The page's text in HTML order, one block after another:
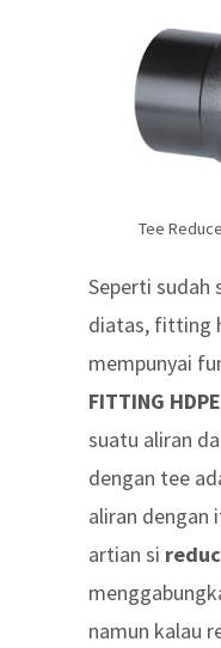
Tee
Seperti sudah
diatas, fitting
mempunyai
FITTING HDPE
suatu aliran
dengan tee
aliran dengan
artian si
namun kalau